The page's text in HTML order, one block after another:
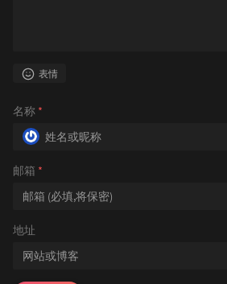
表情
名称 *
邮箱 *
地址